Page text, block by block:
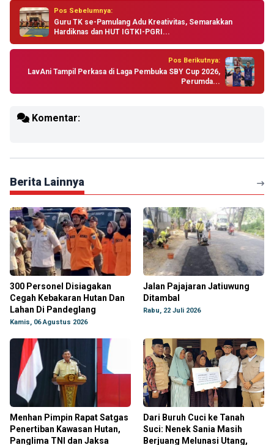
Pos Sebelumnya:
Guru TK se-Pamulang Adu Kreativitas, Semarakkan
Hardiknas dan HUT IGTKI-PGRI...
Pos Berikutnya:
LavAni Tampil Perkasa di Laga Pembuka SBY Cup 2026,
Perumda...
Komentar:
Berita Lainnya
300 Personel Disiagakan
Cegah Kebakaran Hutan Dan
Lahan Di Pandeglang
Kamis, 06 Agustus 2026
Jalan Pajajaran Jatiuwung
Ditambal
Rabu, 22 Juli 2026
Menhan Pimpin Rapat Satgas
Penertiban Kawasan Hutan,
Panglima TNI dan Jaksa
Dari Buruh Cuci ke Tanah
Suci: Nenek Sania Masih
Berjuang Melunasi Utang,